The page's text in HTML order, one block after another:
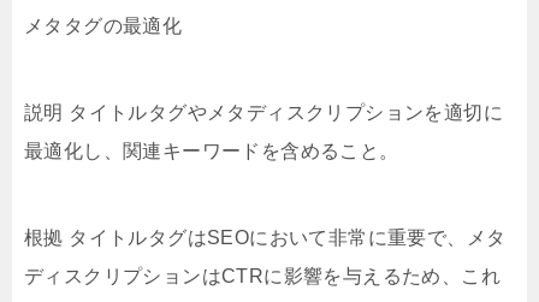
メタタグの最適化
説明 タイトルタグやメタディスクリプションを適切に
最適化し、関連キーワードを含めること。
根拠 タイトルタグはSEOにおいて非常に重要で、メタ
ディスクリプションはCTRに影響を与えるため、これ